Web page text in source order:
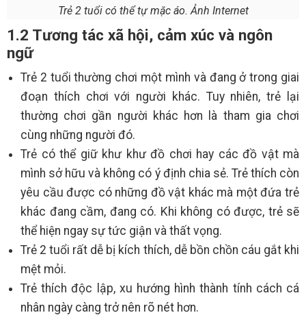
Trẻ 2 tuổi có thể tự mặc áo. Ảnh Internet
1.2 Tương tác xã hội, cảm xúc và ngôn
ngữ
Trẻ 2 tuổi thường chơi một mình và đang ở trong giai
đoạn thích chơi với người khác. Tuy nhiên, trẻ lại
thường chơi gần người khác hơn là tham gia chơi
cùng những người đó.
Trẻ có thể giữ khư khư đồ chơi hay các đồ vật mà
mình sở hữu và không có ý định chia sẻ. Trẻ thích còn
yêu cầu được có những đồ vật khác mà một đứa trẻ
khác đang cầm, đang có. Khi không có được, trẻ sẽ
thể hiện ngay sự tức giận và thất vọng.
Trẻ 2 tuổi rất dễ bị kích thích, dễ bồn chồn cáu gắt khi
mệt mỏi.
Trẻ thích độc lập, xu hướng hình thành tính cách cá
nhân ngày càng trở nên rõ nét hơn.